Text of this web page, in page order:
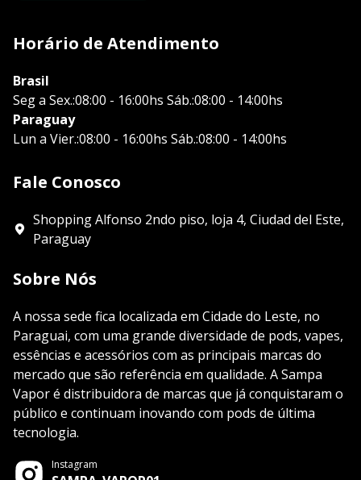
Horário de Atendimento
Brasil
Seg a Sex.:08:00 - 16:00hs Sáb.:08:00 - 14:00hs
Paraguay
Lun a Vier.:08:00 - 16:00hs Sáb.:08:00 - 14:00hs
Fale Conosco
Shopping Alfonso 2ndo piso, loja 4, Ciudad del Este,
Paraguay
Sobre Nós
A nossa sede fica localizada em Cidade do Leste, no
Paraguai, com uma grande diversidade de pods, vapes,
essências e acessórios com as principais marcas do
mercado que são referência em qualidade. A Sampa
Vapor é distribuidora de marcas que já conquistaram o
público e continuam inovando com pods de última
tecnologia.
Instagram